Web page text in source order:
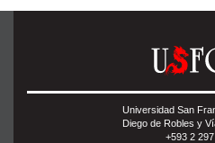
Universidad San
Diego de Robles y
+593 2